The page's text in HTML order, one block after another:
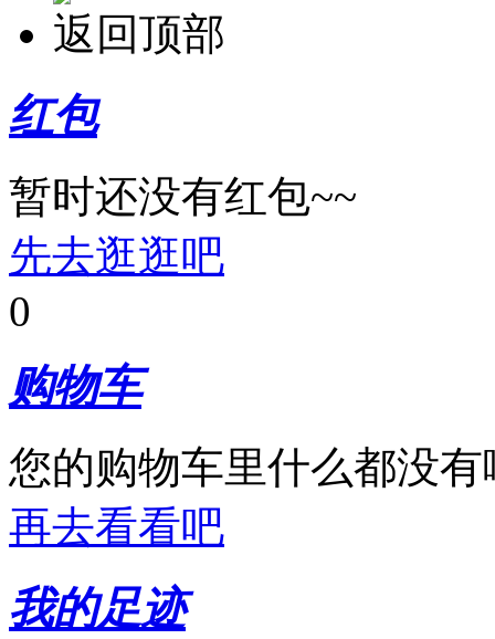
返回顶部
红包
暂时还没有红包~~
先去逛逛吧
0
购物车
您的购物车里什么都没有
再去看看吧
我的足迹